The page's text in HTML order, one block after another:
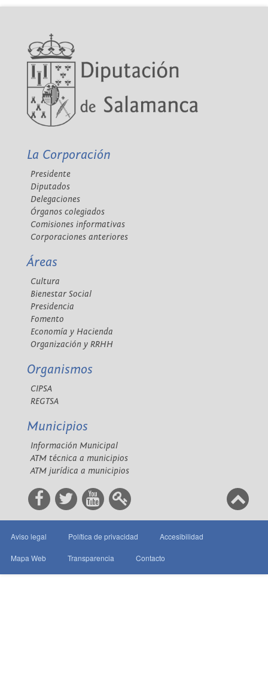
La Corporación
Presidente
Diputados
Delegaciones
Órganos colegiados
Comisiones informativas
Corporaciones anteriores
Áreas
Cultura
Bienestar Social
Presidencia
Fomento
Economía y Hacienda
Organización y RRHH
Organismos
CIPSA
REGTSA
Municipios
Información Municipal
ATM técnica a municipios
ATM jurídica a municipios
Aviso legal Política de privacidad Accesibilidad
Mapa Web Transparencia Contacto